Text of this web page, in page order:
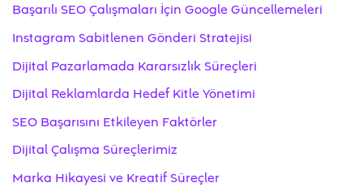
Başarılı SEO Çalışmaları İçin Google Güncellemeleri
Instagram Sabitlenen Gönderi Stratejisi
Dijital Pazarlamada Kararsızlık Süreçleri
Dijital Reklamlarda Hedef Kitle Yönetimi
SEO Başarısını Etkileyen Faktörler
Dijital Çalışma Süreçlerimiz
Marka Hikayesi ve Kreatif Süreçler